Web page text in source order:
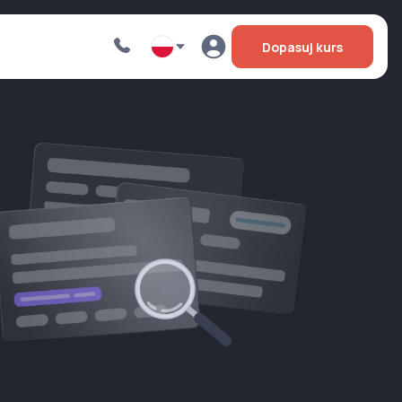
Dopasuj kurs